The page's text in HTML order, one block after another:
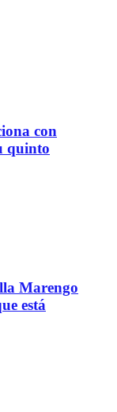
con
quinto
Marengo
está